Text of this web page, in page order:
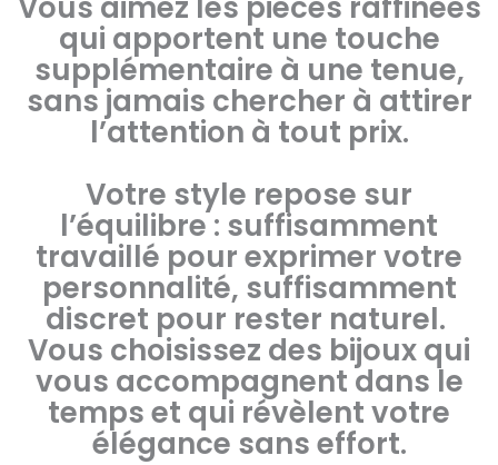
qui apportent une touche
supplémentaire à une tenue,
sans jamais chercher à attirer
l’attention à tout prix.
Votre style repose sur
l’équilibre : suffisamment
travaillé pour exprimer votre
personnalité, suffisamment
discret pour rester naturel.
Vous choisissez des bijoux qui
vous accompagnent dans le
temps et qui révèlent votre
élégance sans effort.